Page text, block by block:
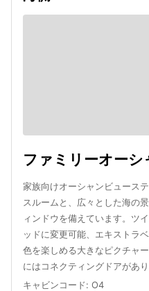
ファミリーオーシ
家族向けオーシャンビュース
スルームと、広々とした海の
ィンドウを備えています。ツ
ッドに変更可能、エキストラ
色を楽しめる大きなピクチャ
にはコネクティングドアがあり
キャビンコード: O4